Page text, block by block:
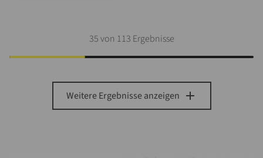
35von 113 Ergebnisse
Weitere Ergebnisse anzeigen add